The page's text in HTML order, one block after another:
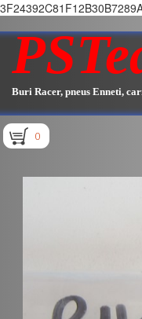
Buri Racer, pneus Enneti,
Accueil
0